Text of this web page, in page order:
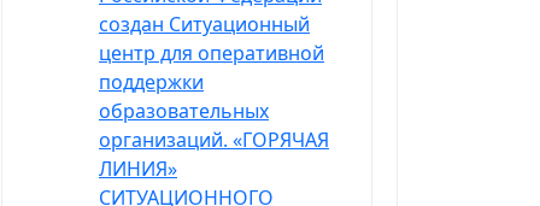
создан Ситуационный
центр для оперативной
поддержки
образовательных
организаций. «ГОРЯЧАЯ
ЛИНИЯ»
СИТУАЦИОННОГО